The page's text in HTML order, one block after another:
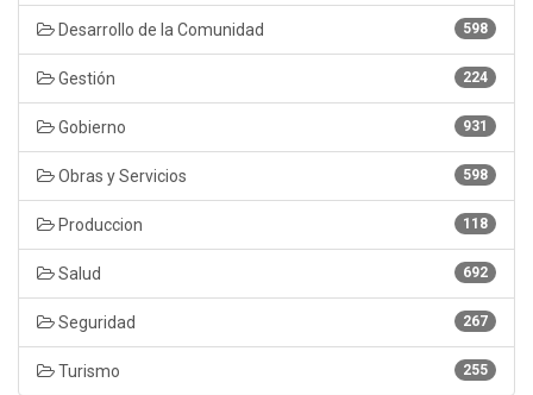
598
Desarrollo de la Comunidad
224
Gestión
931
Gobierno
598
Obras y Servicios
118
Produccion
692
Salud
267
Seguridad
255
Turismo